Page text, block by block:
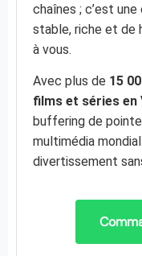
chaînes ; c’est
stable, riche et de
à vous.
Avec plus de 15
films et séries en
buffering de
multimédia
divertissement